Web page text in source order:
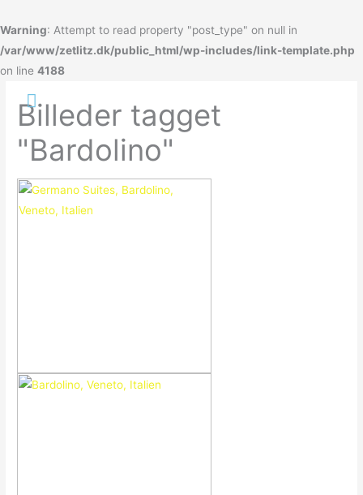
Warning: Attempt to read property "post_type" on null in
/var/www/zetlitz.dk/public_html/wp-includes/link-template.php
on line 4188
til
indholdet
Hovedmenu
Billeder tagget
"Bardolino"